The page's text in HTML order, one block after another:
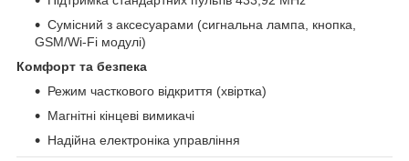
Сумісний з аксесуарами (сигнальна лампа, кнопка,
GSM/Wi-Fi модулі)
Комфорт та безпека
Режим часткового відкриття (хвіртка)
Магнітні кінцеві вимикачі
Надійна електроніка управління